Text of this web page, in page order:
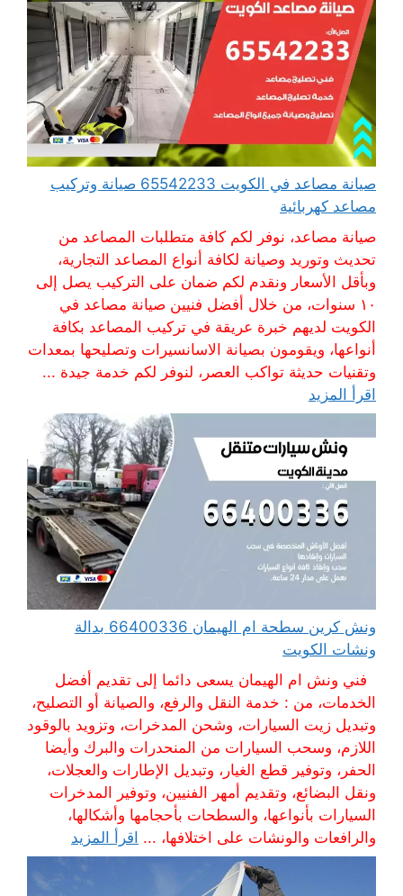
صيانة مصاعد في الكويت 65542233 صيانة وتركيب
مصاعد كهربائية
صيانة مصاعد، نوفر لكم كافة متطلبات المصاعد من
تحديث وتوريد وصيانة لكافة أنواع المصاعد التجارية،
وبأقل الأسعار ونقدم لكم ضمان على التركيب يصل إلى
١٠ سنوات، من خلال أفضل فنيين صيانة مصاعد في
الكويت لديهم خبرة عريقة في تركيب المصاعد بكافة
أنواعها، ويقومون بصيانة الاسانسيرات وتصليحها بمعدات
وتقنيات حديثة تواكب العصر، لنوفر لكم خدمة جيدة ...
اقرأ المزيد
ونش كرين سطحة ام الهيمان 66400336 بدالة
ونشات الكويت
فني ونش ام الهيمان يسعى دائما إلى تقديم أفضل
الخدمات، من : خدمة النقل والرفع، والصيانة أو التصليح،
وتبديل زيت السيارات، وشحن المدخرات، وتزويد بالوقود
اللازم، وسحب السيارات من المنحدرات والبرك وأيضا
الحفر، وتوفير قطع الغيار، وتبديل الإطارات والعجلات،
ونقل البضائع، وتقديم أمهر الفنيين، وتوفير المدخرات
السيارات بأنواعها، والسطحات بأحجامها وأشكالها،
والرافعات والونشات على اختلافها، ... اقرأ المزيد